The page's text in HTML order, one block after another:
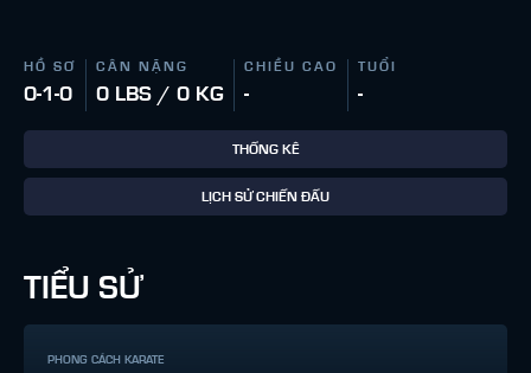
HỒ SƠ
0-1-0
CÂN NẶNG
0 LBS / 0 KG
CHIỀU CAO
-
TUỔI
-
THỐNG KÊ
LỊCH SỬ CHIẾN ĐẤU
TIỂU SỬ
PHONG CÁCH KARATE